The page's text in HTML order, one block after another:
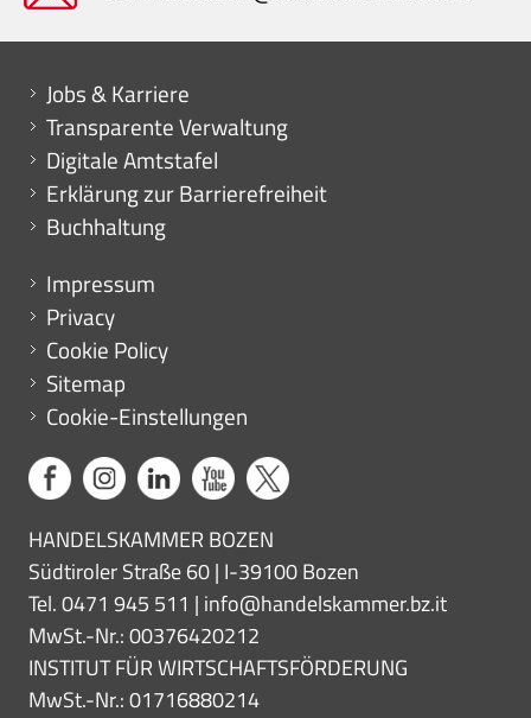
Mini menu di servizio
Jobs & Karriere
Transparente Verwaltung
Digitale Amtstafel
Erklärung zur Barrierefreiheit
Buchhaltung
Menu footer
Impressum
Privacy
Cookie Policy
Sitemap
Cookie-Einstellungen
HANDELSKAMMER BOZEN
Südtiroler Straße 60 | I-39100 Bozen
Tel. 0471 945 511 | info@handelskammer.bz.it
MwSt.-Nr.: 00376420212
INSTITUT FÜR WIRTSCHAFTSFÖRDERUNG
MwSt.-Nr.: 01716880214